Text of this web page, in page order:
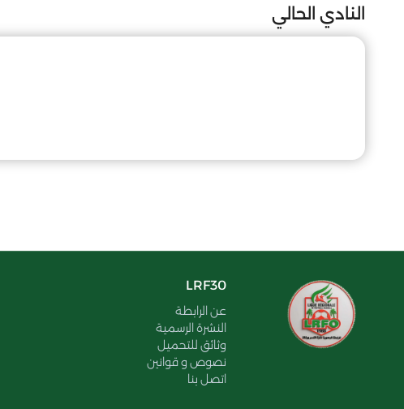
النادي الحالي
LRF30
عن الرابطة
النشرة الرسمية
وثائق للتحميل
نصوص و قوانين
اتصل بنا